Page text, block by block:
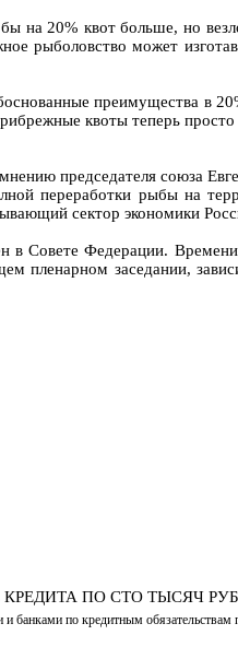
на 20% квот больше, но
рыболовство может
преимущества в
квоты теперь
председателя союза
переработки рыбы на
сектор экономики
в Совете Федерации.
пленарном заседании,
ПО СТО ТЫСЯЧ
банками по кредитным